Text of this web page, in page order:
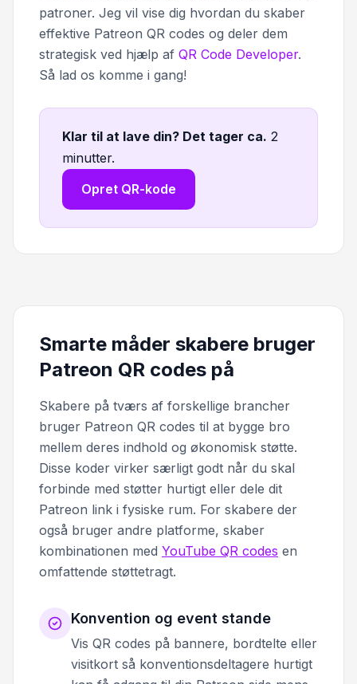
patroner. Jeg vil vise dig hvordan du skaber
effektive Patreon QR codes og deler dem
strategisk ved hjælp af QR Code Developer.
Så lad os komme i gang!
Klar til at lave din? Det tager ca. 2
minutter.
Opret QR-kode
Smarte måder skabere bruger
Patreon QR codes på
Skabere på tværs af forskellige brancher
bruger Patreon QR codes til at bygge bro
mellem deres indhold og økonomisk støtte.
Disse koder virker særligt godt når du skal
forbinde med støtter hurtigt eller dele dit
Patreon link i fysiske rum. For skabere der
også bruger andre platforme, skaber
kombinationen med YouTube QR codes en
omfattende støttetragt.
Konvention og event stande
Vis QR codes på bannere, bordtelte eller
visitkort så konventionsdeltagere hurtigt